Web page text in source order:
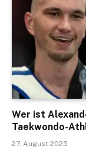
Wer ist
Taekwondo-
27. August 2025